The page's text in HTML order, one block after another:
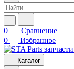
0
Сравнение
0
Избранное
Каталог